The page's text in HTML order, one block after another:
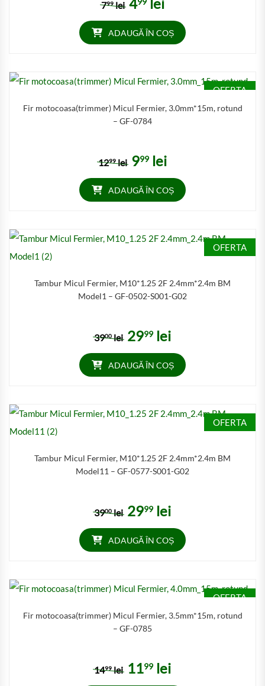
799 lei Prețul inițial a fost: 799 lei.
ADAUGĂ ÎN COȘ
OFERTA
Fir motocoasa(trimmer) Micul Fermier, 3.0mm*15m, rotund
– GF-0784
1299 lei Prețul inițial a fost: 1299 lei.
999 lei
ADAUGĂ ÎN COȘ
OFERTA
Tambur Micul Fermier, M10*1.25 2F 2.4mm*2.4m BM
Model1 – GF-0502-S001-G02
3900 lei Prețul inițial a fost: 3900 lei.
2999 lei
ADAUGĂ ÎN COȘ
OFERTA
Tambur Micul Fermier, M10*1.25 2F 2.4mm*2.4m BM
Model11 – GF-0577-S001-G02
3900 lei Prețul inițial a fost: 3900 lei.
2999 lei
ADAUGĂ ÎN COȘ
OFERTA
Fir motocoasa(trimmer) Micul Fermier, 3.5mm*15m, rotund
– GF-0785
1499 lei Prețul inițial a fost: 1499 lei.
1199 lei